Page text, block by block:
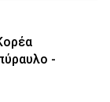
-